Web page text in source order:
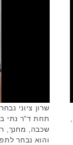
שרון ציוני
תחת ד"ר נתי
והוא נבחר